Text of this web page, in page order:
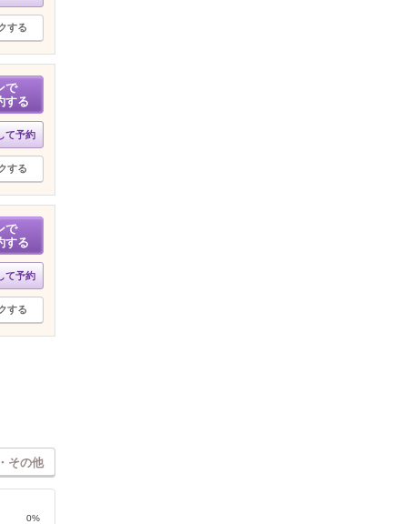
する
で
する
て予約
する
で
する
て予約
する
その他
0%